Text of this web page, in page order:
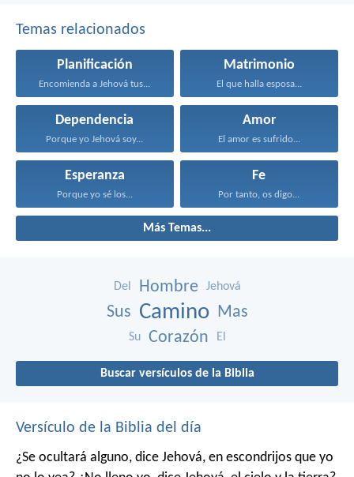
Temas relacionados
Planificación
Encomienda a Jehová tus...
Matrimonio
El que halla esposa...
Dependencia
Porque yo Jehová soy...
Amor
El amor es sufrido...
Esperanza
Porque yo sé los...
Fe
Por tanto, os digo...
Más Temas...
Del Hombre Jehová
Sus Camino Mas
Su Corazón El
Buscar versículos de la Biblia
Versículo de la Biblia del día
¿Se ocultará alguno, dice Jehová, en escondrijos que yo